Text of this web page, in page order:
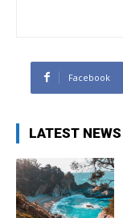
Facebook
LATEST NEWS